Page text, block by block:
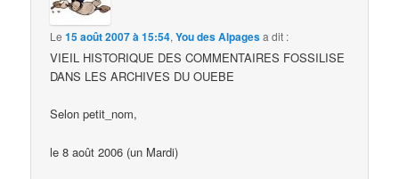
Le15 août 2007 à 15:54,You des Alpagesa dit :
VIEIL HISTORIQUE DES COMMENTAIRES FOSSILISE
DANS LES ARCHIVES DU OUEBE
Selon petit_nom,
le 8 août 2006 (un Mardi)